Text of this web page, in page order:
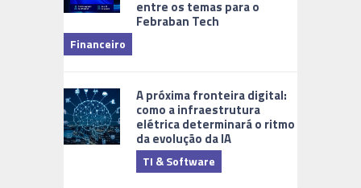
entre os temas para o
Febraban Tech
Financeiro
A próxima fronteira digital:
como a infraestrutura
elétrica determinará o ritmo
da evolução da IA
TI & Software